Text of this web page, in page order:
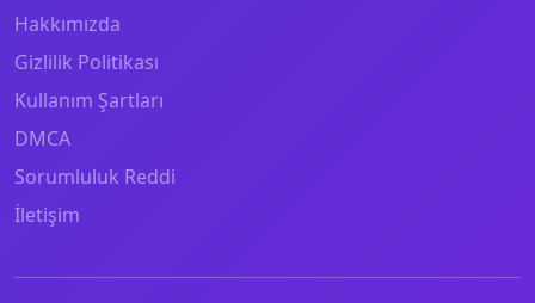
Hakkımızda
Gizlilik Politikası
Kullanım Şartları
DMCA
Sorumluluk Reddi
İletişim